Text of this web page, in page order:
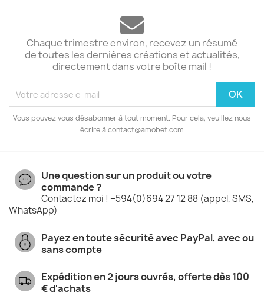
Chaque trimestre environ, recevez un résumé
de toutes les dernières créations et actualités,
directement dans votre boîte mail !
Vous pouvez vous désabonner à tout moment. Pour cela, veuillez nous
écrire à contact@amobet.com
Une question sur un produit ou votre
commande ?
Contactez moi ! +594(0)694 27 12 88 (appel, SMS,
WhatsApp)
Payez en toute sécurité avec PayPal, avec ou
sans compte
Expédition en 2 jours ouvrés, offerte dès 100
€ d'achats